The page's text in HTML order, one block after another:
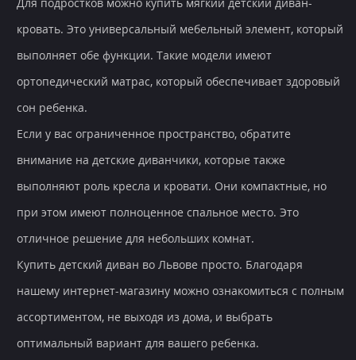
кровать. Это универсальный мебельный элемент, который
выполняет обе функции. Такие модели имеют
ортопедический матрас, который обеспечивает здоровый
сон ребенка.
Если у вас ограниченное пространство, обратите
внимание на детские диванчики, которые также
выполняют роль кресла и кровати. Они компактные, но
при этом имеют полноценное спальное место. Это
отличное решение для небольших комнат.
Купить детский диван во Львове просто. Благодаря
нашему интернет-магазину можно ознакомиться с полным
ассортиментом, не выходя из дома, и выбрать
оптимальный вариант для вашего ребенка.